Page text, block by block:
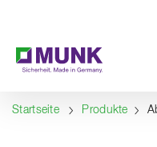
Startseite Produkte